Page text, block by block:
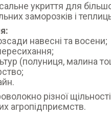
укриття для
заморозків і
навесні та восени;
(полуниця, малина
різної
агропідприємств.